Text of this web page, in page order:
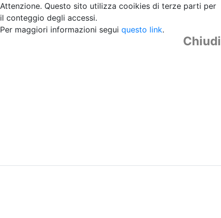
Attenzione. Questo sito utilizza cooikies di terze parti per
il conteggio degli accessi.
Per maggiori informazioni segui questo link.
Chiudi